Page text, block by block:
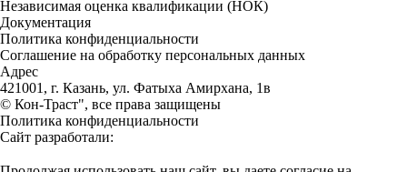
Независимая оценка квалификации (НОК)
Документация
Политика конфиденциальности
Соглашение на обработку персональных данных
Адрес
421001, г. Казань, ул. ​Фатыха Амирхана, 1в
© Кон-Траст", все права защищены
Политика конфиденциальности
Сайт разработали: